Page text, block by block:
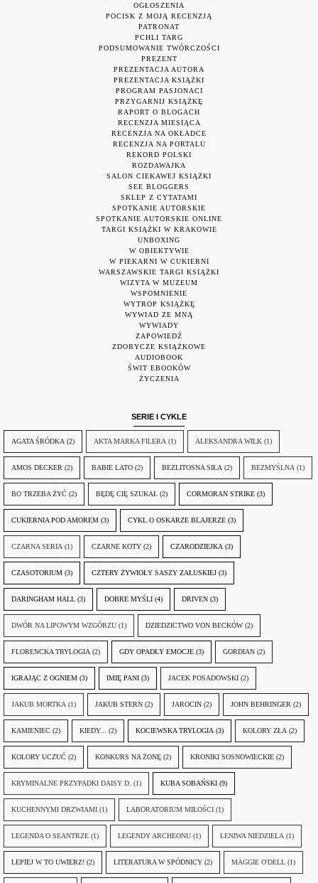
OGŁOSZENIA
POCISK Z MOJĄ RECENZJĄ
PATRONAT
PCHLI TARG
PODSUMOWANIE TWÓRCZOŚCI
PREZENT
PREZENTACJA AUTORA
PREZENTACJA KSIĄŻKI
PROGRAM PASJONACI
PRZYGARNIJ KSIĄŻKĘ
RAPORT O BLOGACH
RECENZJA MIESIĄCA
RECENZJA NA OKŁADCE
RECENZJA NA PORTALU
REKORD POLSKI
ROZDAWAJKA
SALON CIEKAWEJ KSIĄŻKI
SEE BLOGGERS
SKLEP Z CYTATAMI
SPOTKANIE AUTORSKIE
SPOTKANIE AUTORSKIE ONLINE
TARGI KSIĄŻKI W KRAKOWIE
UNBOXING
W OBIEKTYWIE
W PIEKARNI W CUKIERNI
WARSZAWSKIE TARGI KSIĄŻKI
WIZYTA W MUZEUM
WSPOMNIENIE
WYTROP KSIĄŻKĘ
WYWIAD ZE MNĄ
WYWIADY
ZAPOWIEDŹ
ZDOBYCZE KSIĄŻKOWE
AUDIOBOOK
ŚWIT EBOOKÓW
ŻYCZENIA
SERIE I CYKLE
AGATA ŚRÓDKA (2) AKTA MARKA FILERA (1) ALEKSANDRA WILK (1)
AMOS DECKER (2) BABIE LATO (2) BEZLITOSNA SIŁA (2) BEZMYŚLNA (1)
BO TRZEBA ŻYĆ (2) BĘDĘ CIĘ SZUKAŁ (2) CORMORAN STRIKE (3)
CUKIERNIA POD AMOREM (3) CYKL O OSKARZE BLAJERZE (3)
CZARNA SERIA (1) CZARNE KOTY (2) CZARODZIEJKA (3)
CZASOTORIUM (3) CZTERY ŻYWIOŁY SASZY ZAŁUSKIEJ (3)
DARINGHAM HALL (3) DOBRE MYŚLI (4) DRIVEN (3)
DWÓR NA LIPOWYM WZGÓRZU (1) DZIEDZICTWO VON BECKÓW (2)
FLORENCKA TRYLOGIA (2) GDY OPADŁY EMOCJE (3) GORDIAN (2)
IGRAJĄC Z OGNIEM (3) IMIĘ PANI (3) JACEK POSADOWSKI (2)
JAKUB MORTKA (1) JAKUB STERN (2) JAROCIN (2) JOHN BEHRINGER (2)
KAMIENIEC (2) KIEDY... (2) KOCIEWSKA TRYLOGIA (3) KOLORY ZŁA (2)
KOLORY UCZUĆ (2) KONKURS NA ŻONĘ (2) KRONIKI SOSNOWIECKIE (2)
KRYMINALNE PRZYPADKI DAISY D. (1) KUBA SOBAŃSKI (9)
KUCHENNYMI DRZWIAMI (1) LABORATORIUM MIŁOŚCI (1)
LEGENDA O SEANTRZE (1) LEGENDY ARCHEONU (1) LENIWA NIEDZIELA (1)
LEPIEJ W TO UWIERZ! (2) LITERATURA W SPÓDNICY (2) MAGGIE O'DELL (1)